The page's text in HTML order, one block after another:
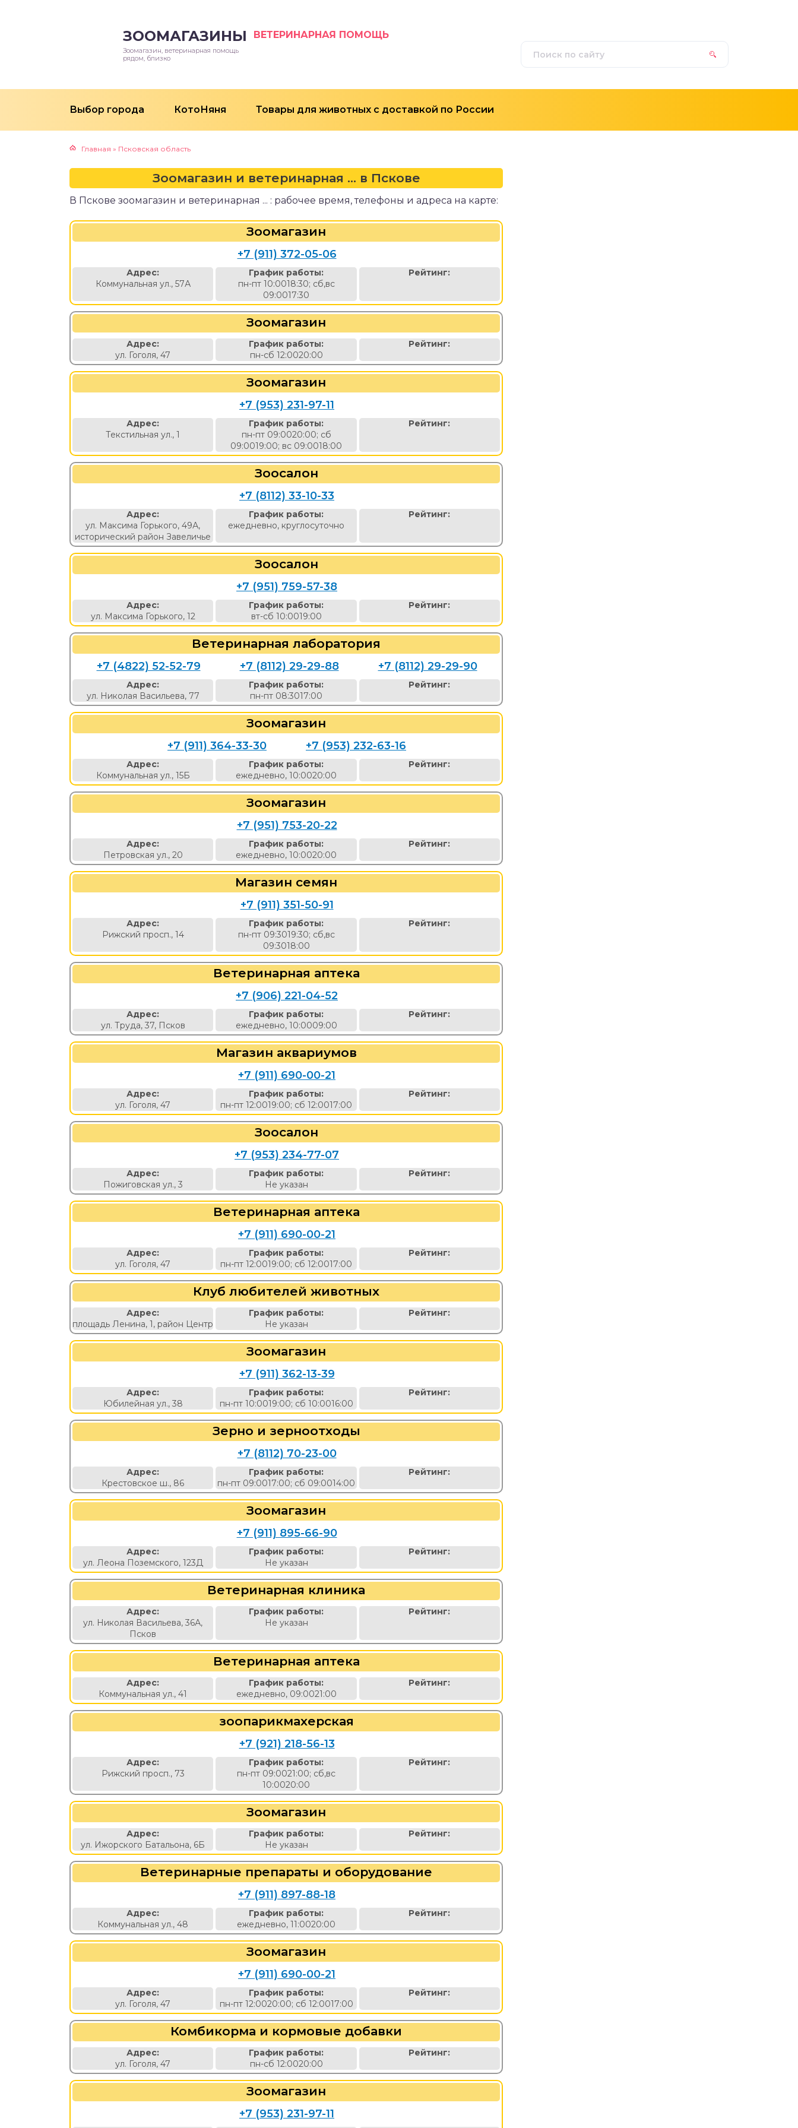
ЗООМАГАЗИНЫ ВЕТЕРИНАРНАЯ ПОМОЩЬ
Зоомагазин, ветеринарная помощь
рядом, близко
Выбор города КотоНяня Товары для животных с доставкой по России
Главная » Псковская область
Зоомагазин и ветеринарная ... в Пскове
В Пскове зоомагазин и ветеринарная ... : рабочее время, телефоны и адреса на карте:
Зоомагазин
+7 (911) 372-05-06
Адрес:
Коммунальная ул., 57А
График работы:
пн-пт 10:0018:30; сб,вс
09:0017:30
Рейтинг:
Зоомагазин
Адрес:
ул. Гоголя, 47
График работы:
пн-сб 12:0020:00
Рейтинг:
Зоомагазин
+7 (953) 231-97-11
Адрес:
Текстильная ул., 1
График работы:
пн-пт 09:0020:00; сб
09:0019:00; вс 09:0018:00
Рейтинг:
Зоосалон
+7 (8112) 33-10-33
Адрес:
ул. Максима Горького, 49А,
исторический район Завеличье
График работы:
ежедневно, круглосуточно
Рейтинг:
Зоосалон
+7 (951) 759-57-38
Адрес:
ул. Максима Горького, 12
График работы:
вт-сб 10:0019:00
Рейтинг:
Ветеринарная лаборатория
+7 (4822) 52-52-79 +7 (8112) 29-29-88 +7 (8112) 29-29-90
Адрес:
ул. Николая Васильева, 77
График работы:
пн-пт 08:3017:00
Рейтинг:
Зоомагазин
+7 (911) 364-33-30 +7 (953) 232-63-16
Адрес:
Коммунальная ул., 15Б
График работы:
ежедневно, 10:0020:00
Рейтинг:
Зоомагазин
+7 (951) 753-20-22
Адрес:
Петровская ул., 20
График работы:
ежедневно, 10:0020:00
Рейтинг:
Магазин семян
+7 (911) 351-50-91
Адрес:
Рижский просп., 14
График работы:
пн-пт 09:3019:30; сб,вс
09:3018:00
Рейтинг:
Ветеринарная аптека
+7 (906) 221-04-52
Адрес:
ул. Труда, 37, Псков
График работы:
ежедневно, 10:0009:00
Рейтинг:
Магазин аквариумов
+7 (911) 690-00-21
Адрес:
ул. Гоголя, 47
График работы:
пн-пт 12:0019:00; сб 12:0017:00
Рейтинг:
Зоосалон
+7 (953) 234-77-07
Адрес:
Пожиговская ул., 3
График работы:
Не указан
Рейтинг:
Ветеринарная аптека
+7 (911) 690-00-21
Адрес:
ул. Гоголя, 47
График работы:
пн-пт 12:0019:00; сб 12:0017:00
Рейтинг:
Клуб любителей животных
Адрес:
площадь Ленина, 1, район Центр
График работы:
Не указан
Рейтинг:
Зоомагазин
+7 (911) 362-13-39
Адрес:
Юбилейная ул., 38
График работы:
пн-пт 10:0019:00; сб 10:0016:00
Рейтинг:
Зерно и зерноотходы
+7 (8112) 70-23-00
Адрес:
Крестовское ш., 86
График работы:
пн-пт 09:0017:00; сб 09:0014:00
Рейтинг:
Зоомагазин
+7 (911) 895-66-90
Адрес:
ул. Леона Поземского, 123Д
График работы:
Не указан
Рейтинг:
Ветеринарная клиника
Адрес:
ул. Николая Васильева, 36А,
Псков
График работы:
Не указан
Рейтинг:
Ветеринарная аптека
Адрес:
Коммунальная ул., 41
График работы:
ежедневно, 09:0021:00
Рейтинг:
зоопарикмахерская
+7 (921) 218-56-13
Адрес:
Рижский просп., 73
График работы:
пн-пт 09:0021:00; сб,вс
10:0020:00
Рейтинг:
Зоомагазин
Адрес:
ул. Ижорского Батальона, 6Б
График работы:
Не указан
Рейтинг:
Ветеринарные препараты и оборудование
+7 (911) 897-88-18
Адрес:
Коммунальная ул., 48
График работы:
ежедневно, 11:0020:00
Рейтинг:
Зоомагазин
+7 (911) 690-00-21
Адрес:
ул. Гоголя, 47
График работы:
пн-пт 12:0020:00; сб 12:0017:00
Рейтинг:
Комбикорма и кормовые добавки
Адрес:
ул. Гоголя, 47
График работы:
пн-сб 12:0020:00
Рейтинг:
Зоомагазин
+7 (953) 231-97-11